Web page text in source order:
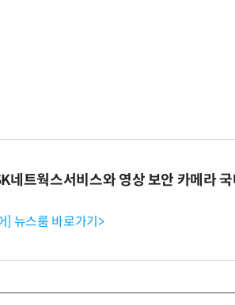
네트웍스서비스와 영상 보안 카메라
] 뉴스룸 바로가기>